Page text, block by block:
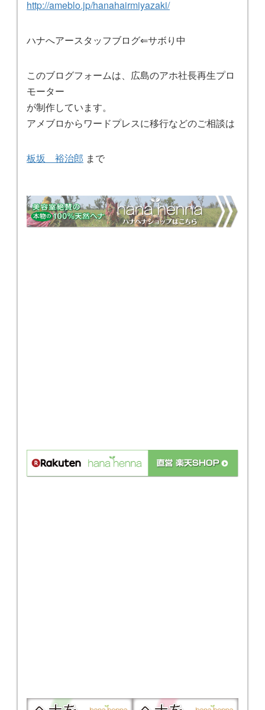
http://ameblo.jp/hanahairmiyazaki/
ハナへアースタッフブログ⇐サボり中
このブログフォームは、広島のアホ社長再生プロ
モーター
が制作しています。
アメブロからワードプレスに移行などのご相談は
板坂 裕治郎 まで